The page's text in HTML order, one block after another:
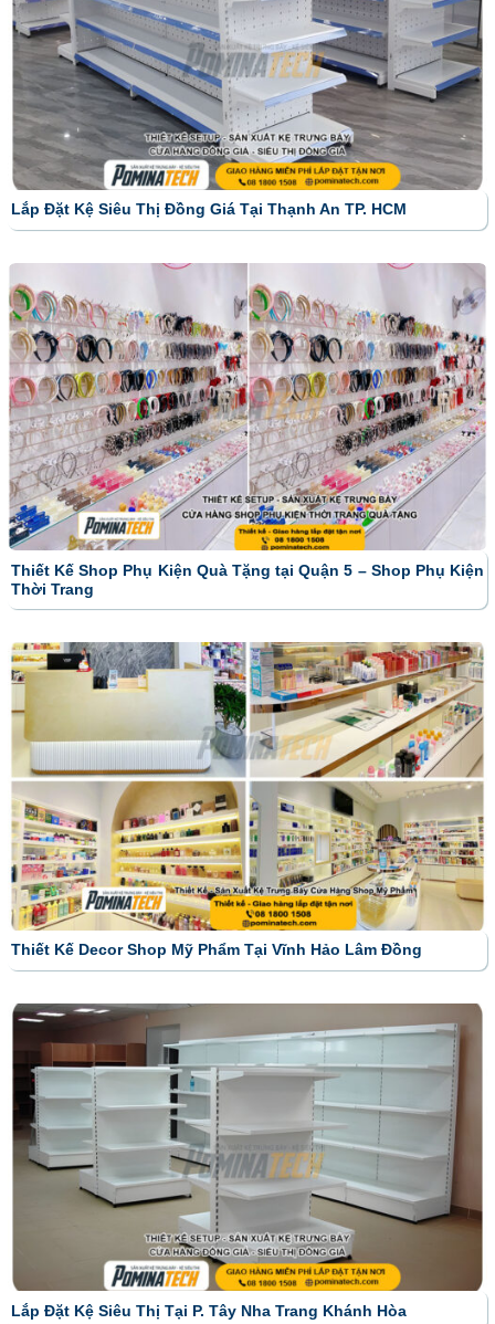
Lắp Đặt Kệ Siêu Thị Đồng Giá Tại Thạnh An TP. HCM
Thiết Kế Shop Phụ Kiện Quà Tặng tại Quận 5 – Shop Phụ Kiện
Thời Trang
Thiết Kế Decor Shop Mỹ Phẩm Tại Vĩnh Hảo Lâm Đồng
Lắp Đặt Kệ Siêu Thị Tại P. Tây Nha Trang Khánh Hòa